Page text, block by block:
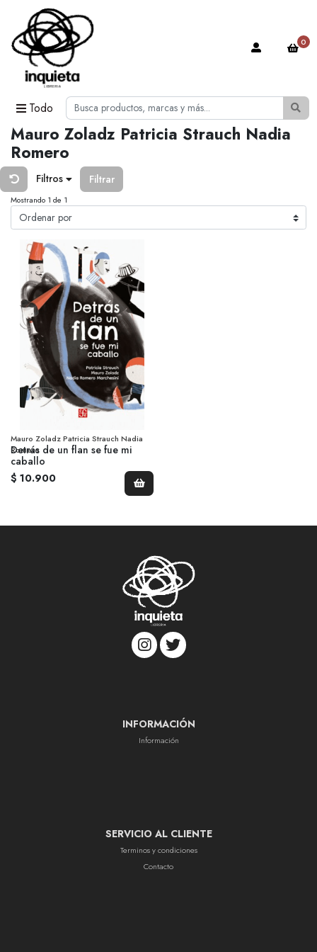
Todo
0
Mauro Zoladz Patricia Strauch Nadia
Romero
Filtros Filtrar
Mostrando 1 de 1
Mauro Zoladz Patricia Strauch Nadia
Romero
Detrás de un flan se fue mi
caballo
$ 10.900
INFORMACIÓN
Información
SERVICIO AL CLIENTE
Terminos y condiciones
Contacto